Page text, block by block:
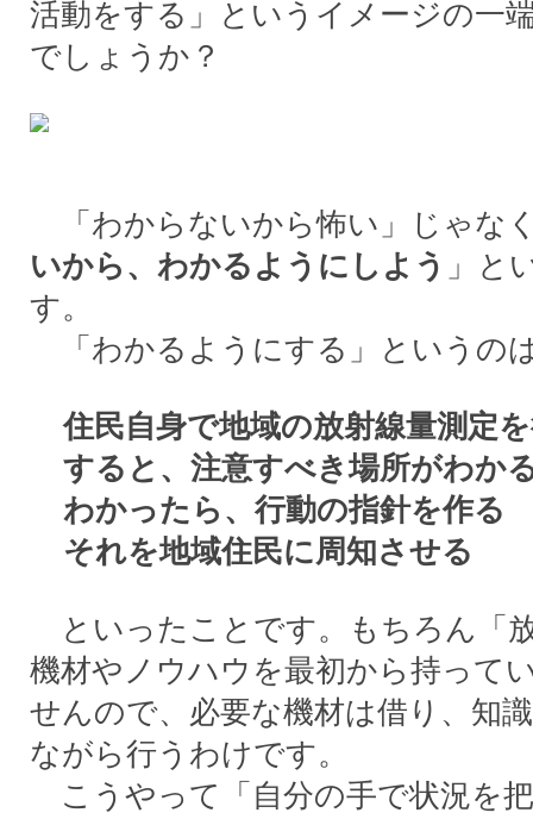
活動をする」というイメージの一
でしょうか？
「わからないから怖い」じゃな
いから、わかるようにしよう 」と
す。
「わかるようにする」というの
住民自身で地域の放射線量測定
すると、注意すべき場所がわか
わかったら、行動の指針を作る
それを地域住民に周知させる
といったことです。もちろん「
機材やノウハウを最初から持って
せんので、必要な機材は借り、知
ながら行うわけです。
こうやって「自分の手で状況を